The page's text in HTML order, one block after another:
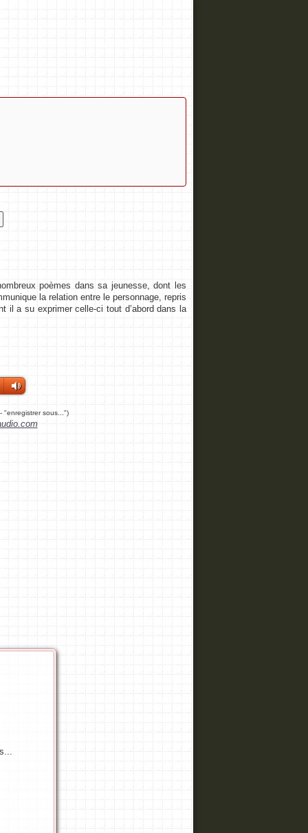
poèmes dans sa jeunesse, dont les
la relation entre le personnage, repris
il a su exprimer celle-ci tout d’abord dans la
"enregistrer sous...")